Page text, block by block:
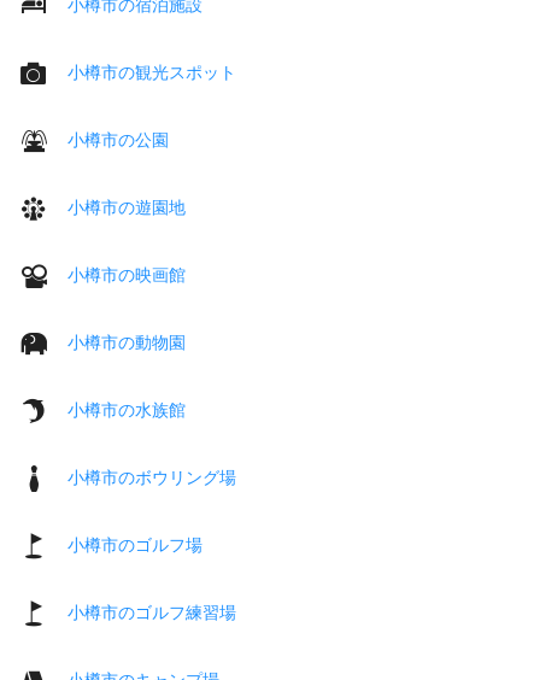
小樽市の宿泊施設
小樽市の観光スポット
小樽市の公園
小樽市の遊園地
小樽市の映画館
小樽市の動物園
小樽市の水族館
小樽市のボウリング場
小樽市のゴルフ場
小樽市のゴルフ練習場